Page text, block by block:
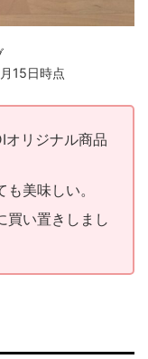
15日時点
オリジナル商品
美味しい。
買い置きしまし